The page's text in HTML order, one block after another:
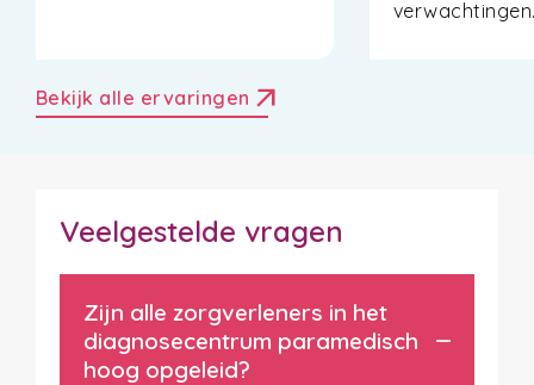
Bekijk alle ervaringen arrow_outward
Veelgestelde vragen
Zijn alle zorgverleners in het
diagnosecentrum paramedisch
hoog opgeleid?